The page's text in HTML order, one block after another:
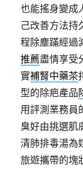
也能搖身變成
己改善方法持
程除塵蹣經過
推薦盡情享受
實補腎中藥茶
型的除疤產品
用評測業務員
臭好由挑選肌
清肺排毒湯為
旅遊攜帶的塊